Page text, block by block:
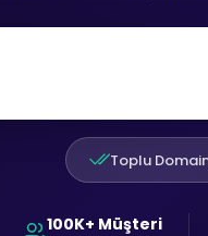
Toplu
100K+ Müşteri